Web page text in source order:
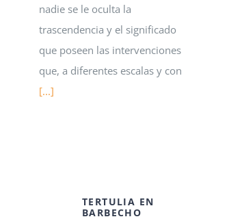
nadie se le oculta la
trascendencia y el significado
que poseen las intervenciones
que, a diferentes escalas y con
[...]
TERTULIA EN
BARBECHO